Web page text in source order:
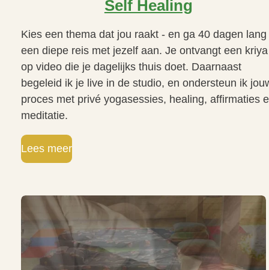
Self Healing
Kies een thema dat jou raakt - en ga 40 dagen lang
een diepe reis met jezelf aan. Je ontvangt een kriya
op video die je dagelijks thuis doet. Daarnaast
begeleid ik je live in de studio, en ondersteun ik
proces met privé yogasessies, healing, affirmaties
meditatie.
Lees meer